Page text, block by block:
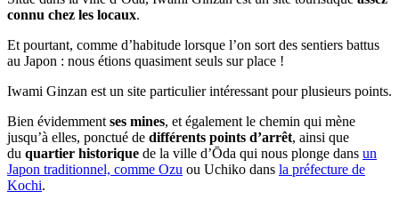
connu chez les locaux.
Et pourtant, comme d’habitude lorsque l’on sort des sentiers battus
au Japon : nous étions quasiment seuls sur place !
Iwami Ginzan est un site particulier intéressant pour plusieurs points.
Bien évidemment ses mines, et également le chemin qui mène
jusqu’à elles, ponctué de différents points d’arrêt, ainsi que
du quartier historique de la ville d’Ōda qui nous plonge dans un
Japon traditionnel, comme Ozu ou Uchiko dans la préfecture de
Kochi.